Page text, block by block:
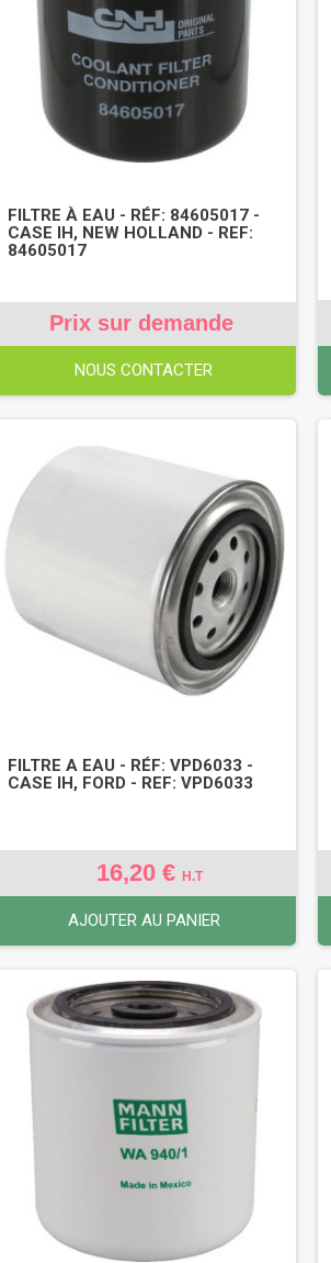
FILTRE À EAU - RÉF: 84605017 -
CASE IH, NEW HOLLAND - REF:
84605017
Prix sur demande
NOUS CONTACTER
FILTRE A EAU - RÉF: VPD6033 -
CASE IH, FORD - REF: VPD6033
16,20 € H.T
AJOUTER AU PANIER